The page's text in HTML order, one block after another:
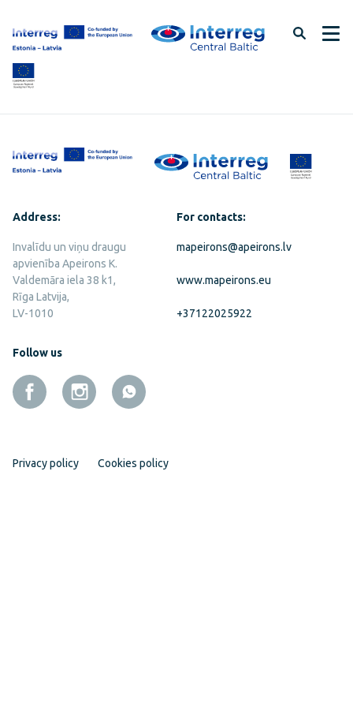
page
content
Address:
Invalīdu un viņu draugu
apvienība Apeirons K.
Valdemāra iela 38 k1,
Rīga Latvija,
LV-1010
For contacts:
mapeirons@apeirons.lv
www.mapeirons.eu
+37122025922
Follow us
Privacy policy Cookies policy